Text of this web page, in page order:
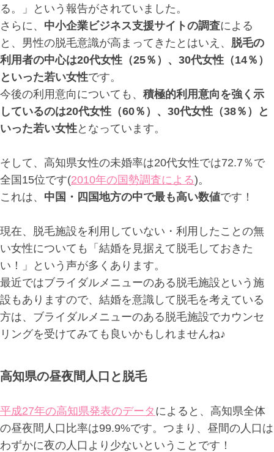
る。」という報告がされていました。
さらに、 中小企業ビジネス支援サイトの調査による
と、男性の脱毛意識が高まってきたとはいえ、 脱毛の
利用者の中心は20代女性（25％）、30代女性（14％）
といった若い女性です。
今後の利用意向についても、 積極的利用意向を強く示
しているのは20代女性（60％）、30代女性（38％）と
いった若い女性となっています。
そして、高知県女性の未婚率は20代女性では72.7％で
全国15位です(2010年の国勢調査による)。
これは、 中国・四国地方の中で最も高い数値です！
現在、脱毛施設を利用していない・利用したことの無
い女性についても「結婚を見据えて脱毛しておきた
い！」という声が多くあります。
最近ではブライダルメニューのある脱毛施設という施
設もありますので、結婚を意識して脱毛を考えている
方は、ブライダルメニューのある脱毛施設でカウンセ
リングを受けてみても良いかもしれませんね♪
高知県の昼夜間人口と脱毛
平成27年の高知県発表のデータ によると、高知県全体
の昼夜間人口比率は99.9%です。つまり、昼間の人口は
わずかに夜の人口より少ないということです！